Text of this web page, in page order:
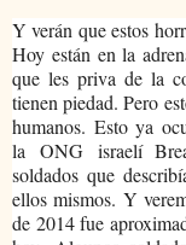
Y verán que estos
Hoy están en la
que les priva de la
tienen piedad. Pero
humanos. Esto ya
la ONGisraelí
soldados que
ellos mismos. Y
de 2014 fue